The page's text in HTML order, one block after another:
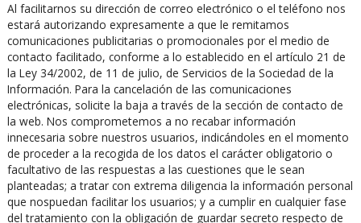
Al facilitarnos su dirección de correo electrónico o el teléfono nos
estará autorizando expresamente a que le remitamos
comunicaciones publicitarias o promocionales por el medio de
contacto facilitado, conforme a lo establecido en el artículo 21 de
la Ley 34/2002, de 11 de julio, de Servicios de la Sociedad de la
Información. Para la cancelación de las comunicaciones
electrónicas, solicite la baja a través de la sección de contacto de
la web. Nos comprometemos a no recabar información
innecesaria sobre nuestros usuarios, indicándoles en el momento
de proceder a la recogida de los datos el carácter obligatorio o
facultativo de las respuestas a las cuestiones que le sean
planteadas; a tratar con extrema diligencia la información personal
que nospuedan facilitar los usuarios; y a cumplir en cualquier fase
del tratamiento con la obligación de guardar secreto respecto de